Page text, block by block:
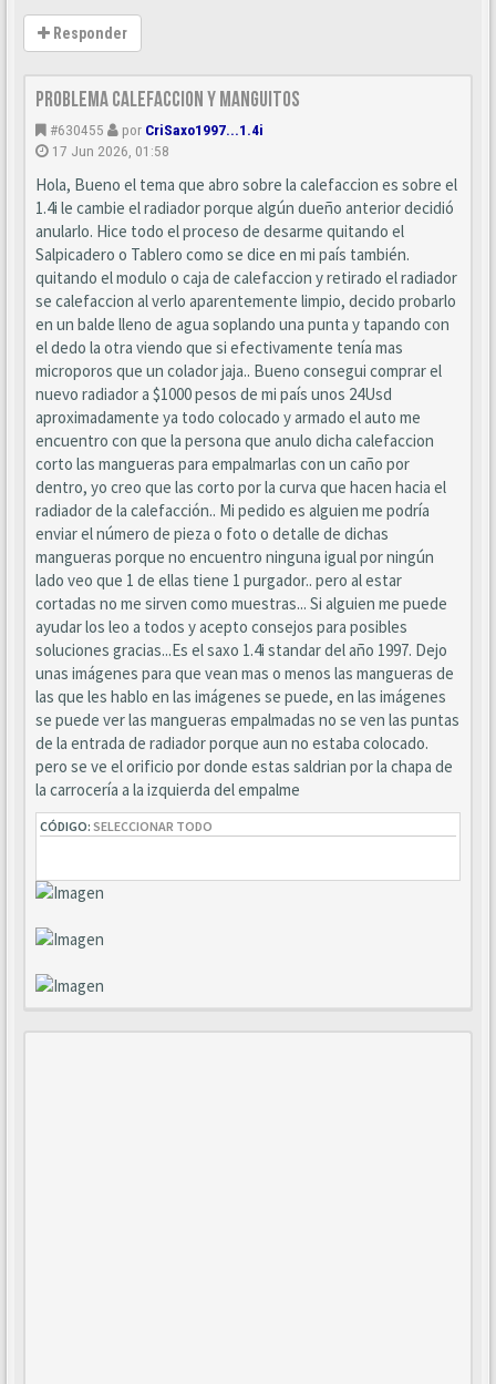
Responder
Problema Calefaccion y manguitos
#630455 por CriSaxo1997...1.4i
17 Jun 2026, 01:58
Hola, Bueno el tema que abro sobre la calefaccion es sobre el
1.4i le cambie el radiador porque algún dueño anterior decidió
anularlo. Hice todo el proceso de desarme quitando el
Salpicadero o Tablero como se dice en mi país también.
quitando el modulo o caja de calefaccion y retirado el radiador
se calefaccion al verlo aparentemente limpio, decido probarlo
en un balde lleno de agua soplando una punta y tapando con
el dedo la otra viendo que si efectivamente tenía mas
microporos que un colador jaja.. Bueno consegui comprar el
nuevo radiador a $1000 pesos de mi país unos 24Usd
aproximadamente ya todo colocado y armado el auto me
encuentro con que la persona que anulo dicha calefaccion
corto las mangueras para empalmarlas con un caño por
dentro, yo creo que las corto por la curva que hacen hacia el
radiador de la calefacción.. Mi pedido es alguien me podría
enviar el número de pieza o foto o detalle de dichas
mangueras porque no encuentro ninguna igual por ningún
lado veo que 1 de ellas tiene 1 purgador.. pero al estar
cortadas no me sirven como muestras... Si alguien me puede
ayudar los leo a todos y acepto consejos para posibles
soluciones gracias...Es el saxo 1.4i standar del año 1997. Dejo
unas imágenes para que vean mas o menos las mangueras de
las que les hablo en las imágenes se puede, en las imágenes
se puede ver las mangueras empalmadas no se ven las puntas
de la entrada de radiador porque aun no estaba colocado.
pero se ve el orificio por donde estas saldrian por la chapa de
la carrocería a la izquierda del empalme
CÓDIGO: SELECCIONAR TODO